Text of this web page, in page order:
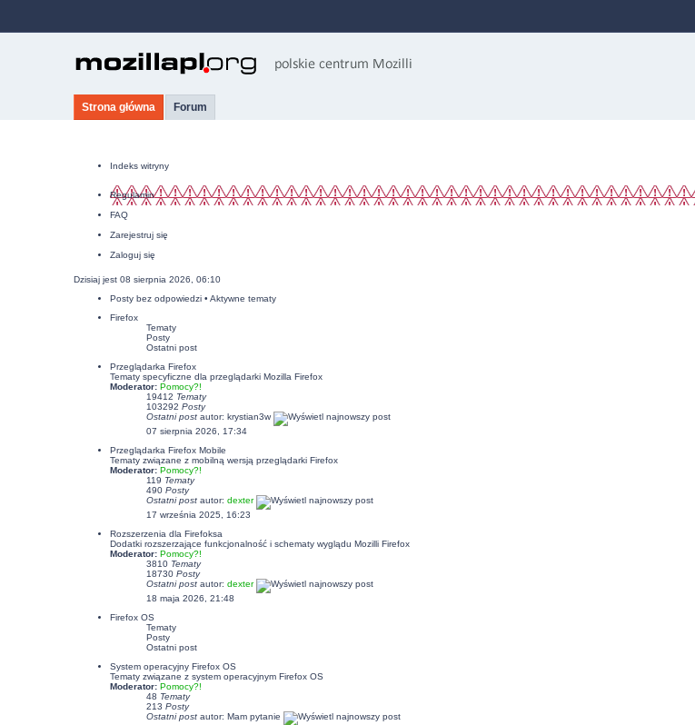
Strona główna Forum
Indeks witryny
Regulamin
FAQ
Zarejestruj się
Zaloguj się
Dzisiaj jest 08 sierpnia 2026, 06:10
Posty bez odpowiedzi• Aktywne tematy
Firefox
Tematy
Posty
Ostatni post
Przeglądarka Firefox
Tematy specyficzne dla przeglądarki Mozilla Firefox
Moderator: Pomocy?!
19412 Tematy
103292 Posty
Ostatni postautor: krystian3w
07 sierpnia 2026, 17:34
Przeglądarka Firefox Mobile
Tematy związane z mobilną wersją przeglądarki Firefox
Moderator: Pomocy?!
119 Tematy
490 Posty
Ostatni postautor: dexter
17 września 2025, 16:23
Rozszerzenia dla Firefoksa
Dodatki rozszerzające funkcjonalność i schematy wyglądu Mozilli Firefox
Moderator: Pomocy?!
3810 Tematy
18730 Posty
Ostatni postautor: dexter
18 maja 2026, 21:48
Firefox OS
Tematy
Posty
Ostatni post
System operacyjny Firefox OS
Tematy związane z system operacyjnym Firefox OS
Moderator: Pomocy?!
48 Tematy
213 Posty
Ostatni postautor: Mam pytanie